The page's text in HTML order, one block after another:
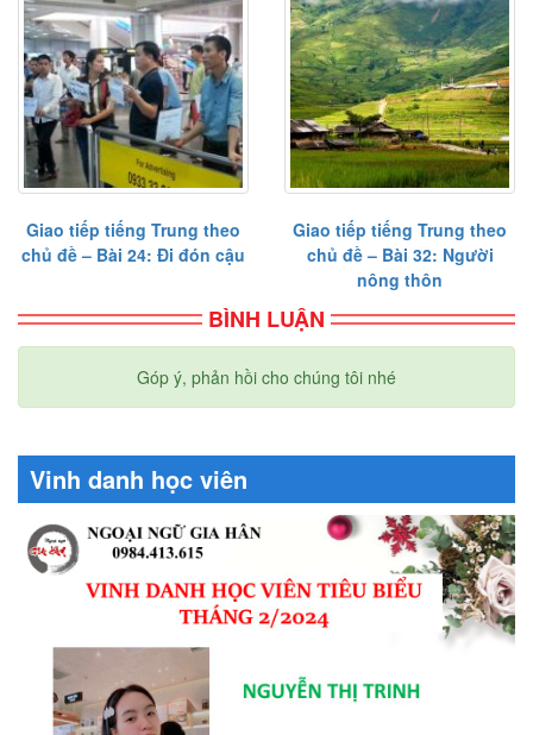
Giao tiếp tiếng Trung theo
chủ đề – Bài 24: Đi đón cậu
Giao tiếp tiếng Trung theo
chủ đề – Bài 32: Người
nông thôn
BÌNH LUẬN
Góp ý, phản hồi cho chúng tôi nhé
Vinh danh học viên